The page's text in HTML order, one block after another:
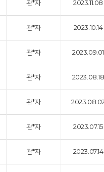
관*자 2023.11.08
관*자 2023.10.14
관*자 2023.09.01
관*자 2023.08.18
관*자 2023.08.02
관*자 2023.07.15
관*자 2023.07.14